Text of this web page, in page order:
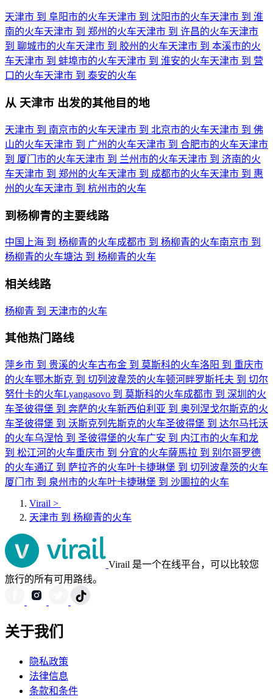
天津市 到 阜阳市的火车天津市 到 沈阳市的火车天津市 到 淮
南的火车天津市 到 郑州的火车天津市 到 许昌的火车天津市
到 聊城市的火车天津市 到 胶州的火车天津市 到 本溪市的火
车天津市 到 蚌埠市的火车天津市 到 淮安的火车天津市 到 营
口的火车天津市 到 泰安的火车
从 天津市 出发的其他目的地
天津市 到 南京市的火车天津市 到 北京市的火车天津市 到 佛
山的火车天津市 到 广州的火车天津市 到 合肥市的火车天津市
到 厦门市的火车天津市 到 兰州市的火车天津市 到 济南的火
车天津市 到 郑州的火车天津市 到 成都市的火车天津市 到 惠
州的火车天津市 到 杭州市的火车
到杨柳青的主要线路
中国上海 到 杨柳青的火车成都市 到 杨柳青的火车南京市 到
杨柳青的火车塘沽 到 杨柳青的火车
相关线路
杨柳青 到 天津市的火车
其他热门路线
萍乡市 到 贵溪的火车古布金 到 莫斯科的火车洛阳 到 重庆市
的火车鄂木斯克 到 切列波韋茨的火车顿河畔罗斯托夫 到 切尔
努什卡的火车Lyangasovo 到 莫斯科的火车成都市 到 深圳的火
车圣彼得堡 到 奔萨的火车新西伯利亚 到 奥列涅戈尔斯克的火
车圣彼得堡 到 沃斯克列先斯克的火车圣彼得堡 到 达尔马托沃
的火车乌涅恰 到 圣彼得堡的火车广安 到 内江市的火车和龙
到 松江河的火车重庆市 到 分宜的火车薩馬拉 到 别尔哥罗德
的火车通辽 到 萨拉齐的火车叶卡捷琳堡 到 切列波韋茨的火车
厦门市 到 泉州市的火车叶卡捷琳堡 到 沙圖拉的火车
Virail >
天津市 到 杨柳青的火车
Virail 是一个在线平台，可以比较您
旅行的所有可用路线。
关于我们
隐私政策
法律信息
条款和条件